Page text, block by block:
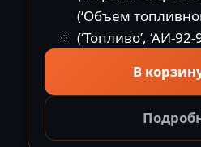
(‘Объем
(‘Топливо’, ‘АИ-92-
В